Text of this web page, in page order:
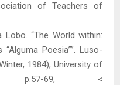
of Teachers of
Lobo. “The World within:
Poesia””. Luso-
1984), University of
p.57-69, <